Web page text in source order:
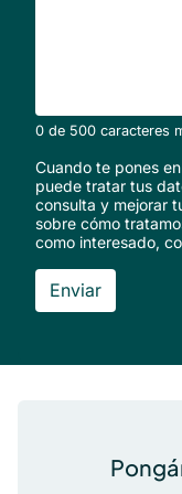
0 de 500 caracteres
Cuando te pones
puede tratar tus
consulta y mejorar
sobre cómo
como interesado,